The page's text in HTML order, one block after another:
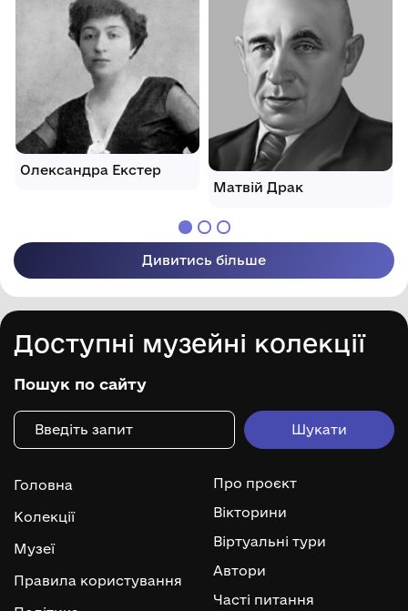
Олександра Екстер
Матвій Драк
Дивитись більше
Доступні музейні колекції
Пошук по сайту
Головна
Колекції
Музеї
Правила користування
Про проєкт
Вікторини
Віртуальні тури
Автори
Часті питання